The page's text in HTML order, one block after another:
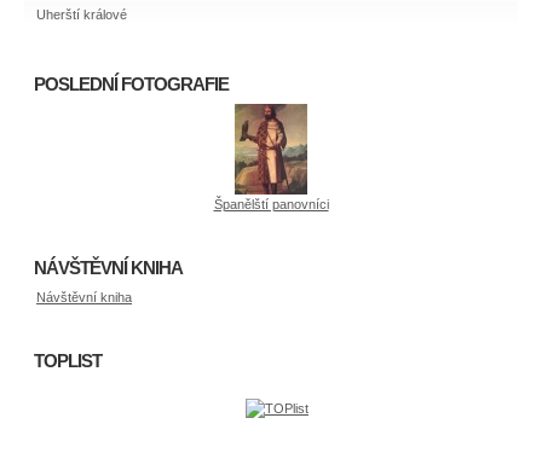
Uherští králové
POSLEDNÍ FOTOGRAFIE
Španělští panovníci
NÁVŠTĚVNÍ KNIHA
Návštěvní kniha
TOPLIST